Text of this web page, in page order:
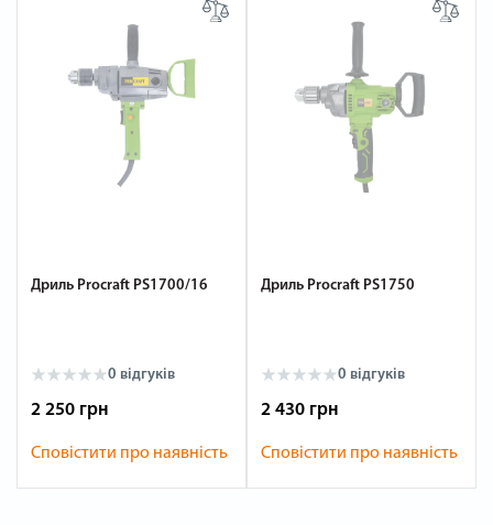
Дриль Procraft PS1700/16
0 відгуків
2 250 грн
Сповістити про наявність
Дриль Procraft PS1750
0 відгуків
2 430 грн
Сповістити про наявність